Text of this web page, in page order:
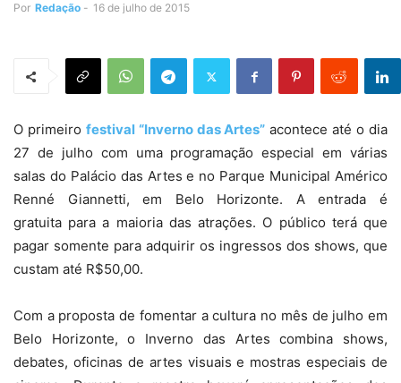
Por Redação - 16 de julho de 2015
O primeiro festival “Inverno das Artes” acontece até o dia
27 de julho com uma programação especial em várias
salas do Palácio das Artes e no Parque Municipal Américo
Renné Giannetti, em Belo Horizonte. A entrada é
gratuita para a maioria das atrações. O público terá que
pagar somente para adquirir os ingressos dos shows, que
custam até R$50,00.
Com a proposta de fomentar a cultura no mês de julho em
Belo Horizonte, o Inverno das Artes combina shows,
debates, oficinas de artes visuais e mostras especiais de